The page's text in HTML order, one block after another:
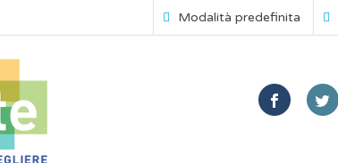
Modalità predefinita